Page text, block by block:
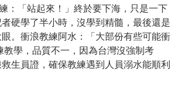
：「站起來！」終於要下海，只是一下
硬學了半小時，沒學到精髓，最後還是
。衝浪教練阿水：「大部份有些可能衝
學，品質不一，因為台灣沒強制考
生員證，確保教練遇到人員溺水能順利